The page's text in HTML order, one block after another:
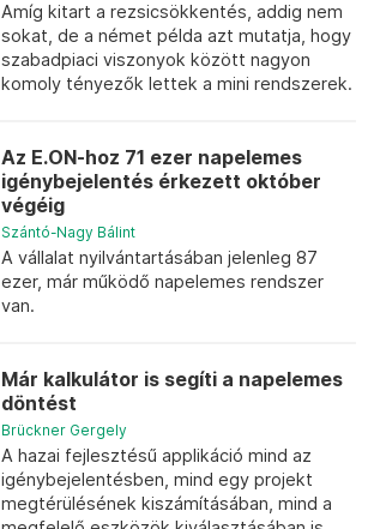
Amíg kitart a rezsicsökkentés, addig nem
sokat, de a német példa azt mutatja, hogy
szabadpiaci viszonyok között nagyon
komoly tényezők lettek a mini rendszerek.
Az E.ON-hoz 71 ezer napelemes
igénybejelentés érkezett október
végéig
Szántó-Nagy Bálint
A vállalat nyilvántartásában jelenleg 87
ezer, már működő napelemes rendszer
van.
Már kalkulátor is segíti a napelemes
döntést
Brückner Gergely
A hazai fejlesztésű applikáció mind az
igénybejelentésben, mind egy projekt
megtérülésének kiszámításában, mind a